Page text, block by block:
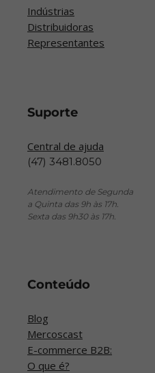
Indústrias
Distribuidoras
Representantes
Conteúdo
Blog
Mercoscast
E-commerce B2B:
O que é?
Suporte
Central de ajuda
(47) 3481.8050
Atendimento de Segunda
a Quinta das 9h às 17h.
Sexta das 9h30 às 17h.